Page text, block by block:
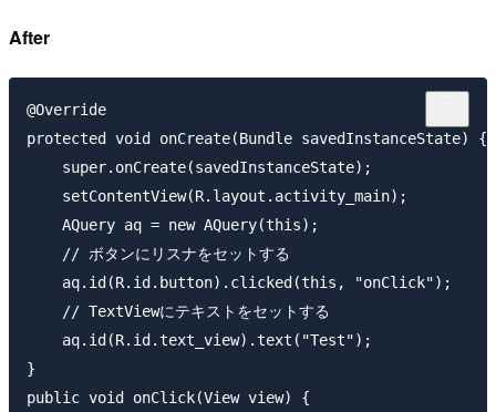
After
@Override
protected void onCreate(Bundle savedInstanceState) {
    super.onCreate(savedInstanceState);
    setContentView(R.layout.activity_main);
    AQuery aq = new AQuery(this);
    // ボタンにリスナをセットする
    aq.id(R.id.button).clicked(this, "onClick");
    // TextViewにテキストをセットする
    aq.id(R.id.text_view).text("Test");
}
public void onClick(View view) {